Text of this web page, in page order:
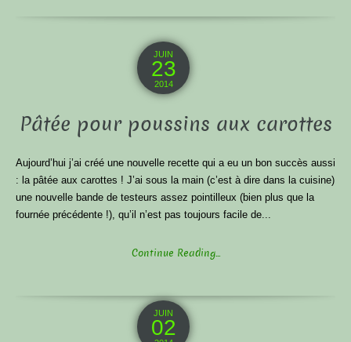
JUIN
23
2014
Pâtée pour poussins aux carottes
Aujourd’hui j’ai créé une nouvelle recette qui a eu un bon succès aussi
: la pâtée aux carottes ! J’ai sous la main (c’est à dire dans la cuisine)
une nouvelle bande de testeurs assez pointilleux (bien plus que la
fournée précédente !), qu’il n’est pas toujours facile de...
Continue Reading...
JUIN
02